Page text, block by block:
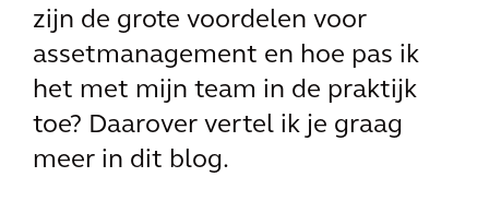
zijn de grote voordelen voor
assetmanagement en hoe pas ik
het met mijn team in de praktijk
toe? Daarover vertel ik je graag
meer in dit blog.